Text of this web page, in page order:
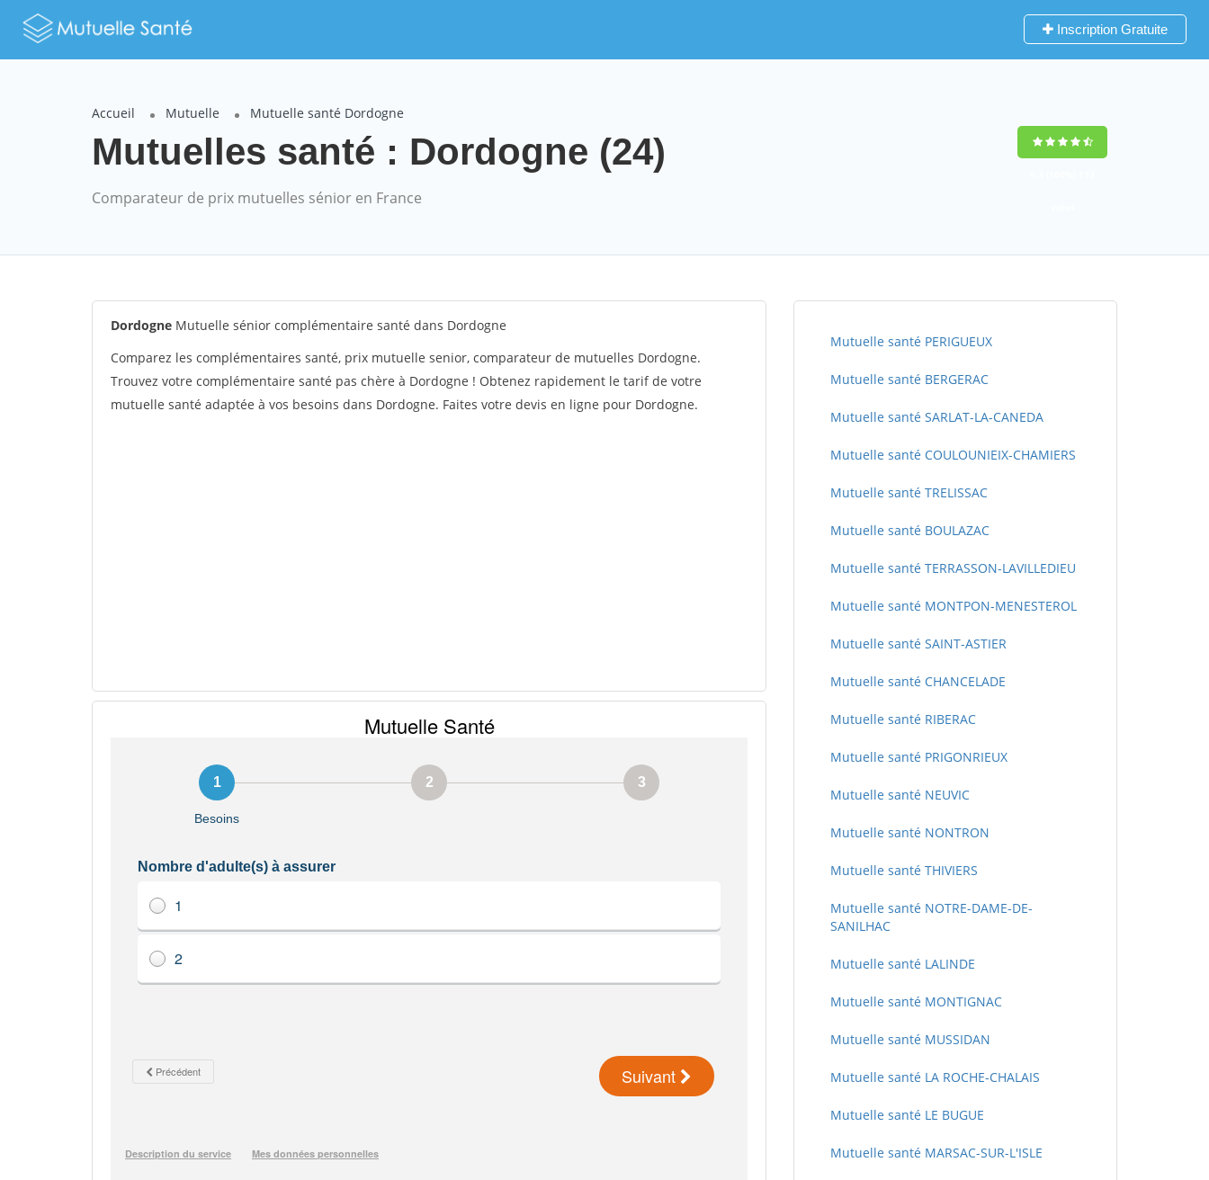
Inscription Gratuite
Accueil Mutuelle Mutuelle santé Dordogne
Mutuelles santé : Dordogne (24)
Comparateur de prix mutuelles sénior en France
Dordogne Mutuelle sénior complémentaire santé dans Dordogne
Comparez les complémentaires santé, prix mutuelle senior, comparateur de mutuelles Dordogne.
Trouvez votre complémentaire santé pas chère à Dordogne ! Obtenez rapidement le tarif de votre
mutuelle santé adaptée à vos besoins dans Dordogne. Faites votre devis en ligne pour Dordogne.
Mutuelle santé PERIGUEUX
Mutuelle santé BERGERAC
Mutuelle santé SARLAT-LA-CANEDA
Mutuelle santé COULOUNIEIX-CHAMIERS
Mutuelle santé TRELISSAC
Mutuelle santé BOULAZAC
Mutuelle santé TERRASSON-LAVILLEDIEU
Mutuelle santé MONTPON-MENESTEROL
Mutuelle santé SAINT-ASTIER
Mutuelle santé CHANCELADE
Mutuelle santé RIBERAC
Mutuelle santé PRIGONRIEUX
Mutuelle santé NEUVIC
Mutuelle santé NONTRON
Mutuelle santé THIVIERS
Mutuelle santé NOTRE-DAME-DE-
SANILHAC
Mutuelle santé LALINDE
Mutuelle santé MONTIGNAC
Mutuelle santé MUSSIDAN
Mutuelle santé LA ROCHE-CHALAIS
Mutuelle santé LE BUGUE
Mutuelle santé MARSAC-SUR-L'ISLE